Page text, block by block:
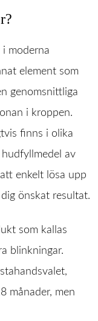
i moderna
element som
genomsnittliga
i kroppen.
finns i olika
av
enkelt lösa upp
önskat resultat.
som kallas
blinkningar.
månader, men